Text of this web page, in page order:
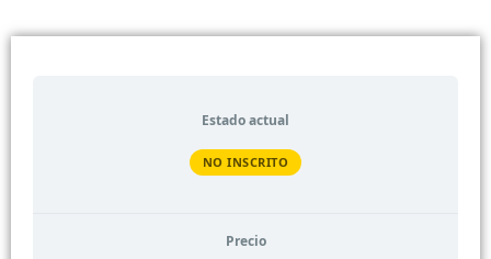
Estado actual
NO INSCRITO
Precio